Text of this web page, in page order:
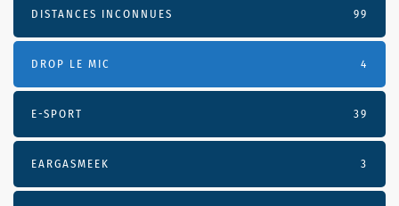
DISTANCES INCONNUES 99
DROP LE MIC 4
E-SPORT 39
EARGASMEEK 3